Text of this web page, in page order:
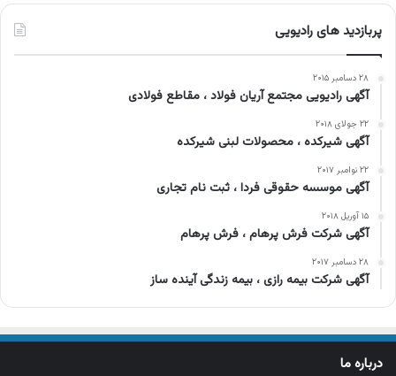
پربازدید های رادیویی
۲۸ دسامبر ۲۰۱۵
آگهی رادیویی مجتمع آریان فولاد ، مقاطع فولادی
۲۲ جولای ۲۰۱۸
آگهی شیرکده ، محصولات لبنی شیرکده
۲۲ نوامبر ۲۰۱۷
آگهی موسسه حقوقی فردا ، ثبت نام تجاری
۱۵ آوریل ۲۰۱۸
آگهی شركت فرش پرهام ، فرش پرهام
۲۸ دسامبر ۲۰۱۷
آگهی شرکت بیمه رازی ، بیمه زندگی آینده ساز
درباره ما